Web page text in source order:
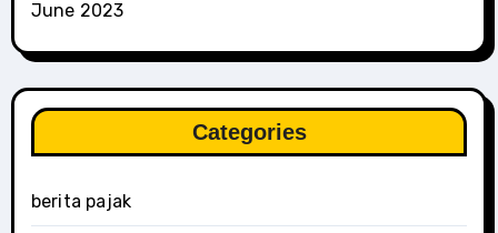
June 2023
Categories
berita pajak